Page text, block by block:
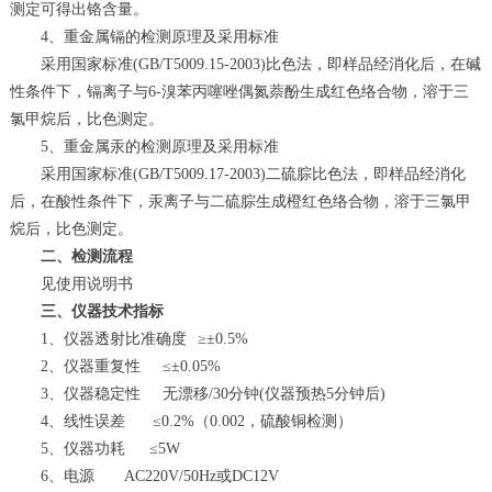
测定可得出铬含量。
4、重金属镉的检测原理及采用标准
采用国家标准(GB/T5009.15-2003)比色法，即样品经消化后，在碱
性条件下，镉离子与6-溴苯丙噻唑偶氮萘酚生成红色络合物，溶于三
氯甲烷后，比色测定。
5、重金属汞的检测原理及采用标准
采用国家标准(GB/T5009.17-2003)二硫腙比色法，即样品经消化
后，在酸性条件下，汞离子与二硫腙生成橙红色络合物，溶于三氯甲
烷后，比色测定。
二、检测流程
见使用说明书
三、仪器技术指标
1、仪器透射比准确度 ≥±0.5%
2、仪器重复性 ≤±0.05%
3、仪器稳定性 无漂移/30分钟(仪器预热5分钟后)
4、线性误差 ≤0.2%（0.002，硫酸铜检测）
5、仪器功耗 ≤5W
6、电源 AC220V/50Hz或DC12V